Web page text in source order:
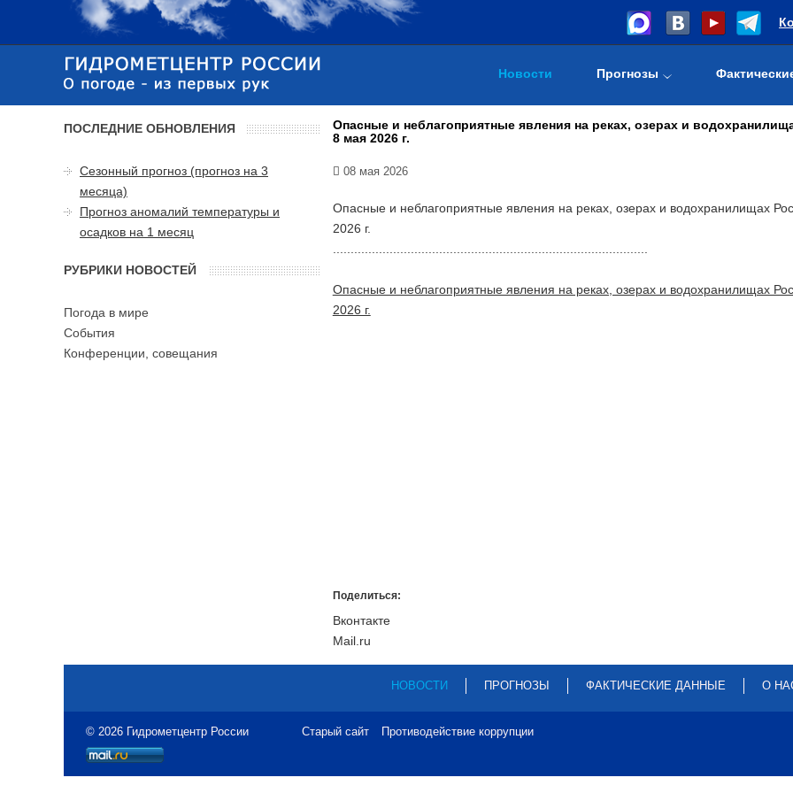
Новости Прогнозы
Опасные и неблагоприятные явления на реках, озерах и
8 мая 2026 г.
08 мая 2026
Опасные и неблагоприятные явления на реках, озерах и водохранилищах
2026 г.
Опасные и неблагоприятные явления на реках, озерах и водохранилищах
2026 г.
Поделиться:
Вконтакте
Mail.ru
ПОСЛЕДНИЕ ОБНОВЛЕНИЯ
Сезонный прогноз (прогноз на 3
месяца)
Прогноз аномалий температуры и
осадков на 1 месяц
РУБРИКИ НОВОСТЕЙ
Погода в мире
События
Конференции, совещания
НОВОСТИ ПРОГНОЗЫ ФАКТИЧЕСКИЕ ДАННЫЕ О
© 2026 Гидрометцентр России Старый сайт Противодействие коррупции